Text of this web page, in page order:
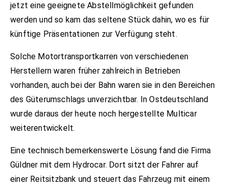
jetzt eine geeignete Abstellmöglichkeit gefunden
werden und so kam das seltene Stück dahin, wo es für
künftige Präsentationen zur Verfügung steht.
Solche Motortransportkarren von verschiedenen
Herstellern waren früher zahlreich in Betrieben
vorhanden, auch bei der Bahn waren sie in den Bereichen
des Güterumschlags unverzichtbar. In Ostdeutschland
wurde daraus der heute noch hergestellte Multicar
weiterentwickelt.
Eine technisch bemerkenswerte Lösung fand die Firma
Güldner mit dem Hydrocar. Dort sitzt der Fahrer auf
einer Reitsitzbank und steuert das Fahrzeug mit einem